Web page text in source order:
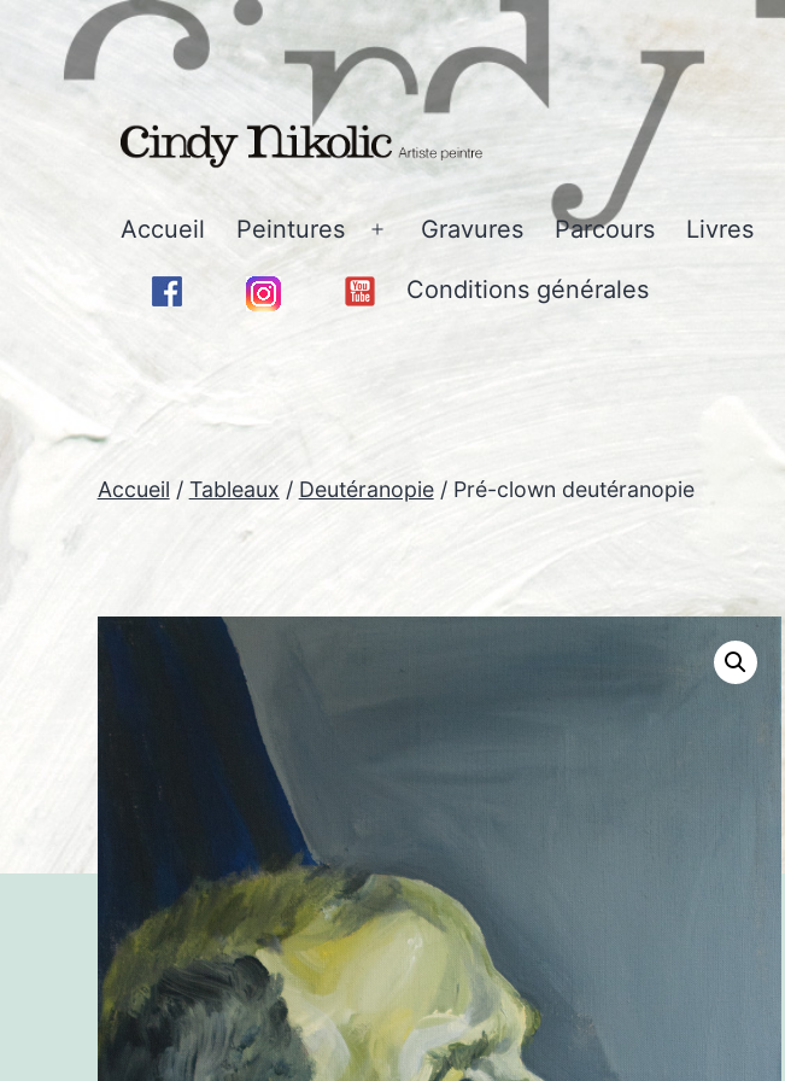
contenu
Cindy
Accueil Peintures
Ouvrir
Gravures Parcours Livres
Conditions générales
Accueil / Tableaux / Deutéranopie/ Pré-clown deutéranopie